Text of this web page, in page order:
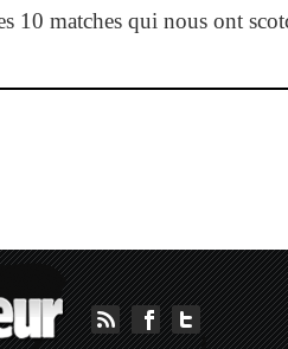
10 matches qui nous ont